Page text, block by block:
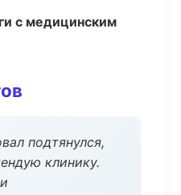
с медицинским
подтянулся,
клинику.